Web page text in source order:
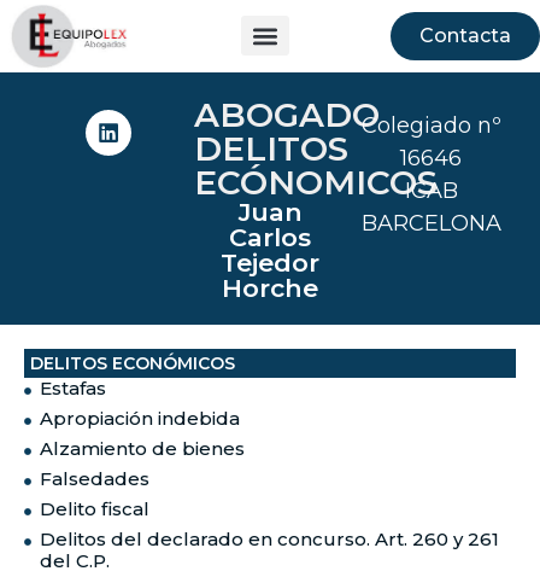
Contacta
ABOGADO
DELITOS
ECÓNOMICOS
Juan
Carlos
Tejedor
Horche
Colegiado nº
16646
ICAB
BARCELONA
DELITOS ECONÓMICOS
Estafas
Apropiación indebida
Alzamiento de bienes
Falsedades
Delito fiscal
Delitos del declarado en concurso. Art. 260 y 261
del C.P.